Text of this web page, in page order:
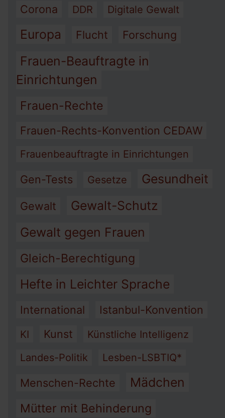
Corona
DDR Digitale Gewalt
Europa Flucht Forschung
Frauen-Beauftragte in
Einrichtungen
Frauen-Rechte
Frauen-Rechts-Konvention CEDAW
Frauenbeauftragte in Einrichtungen
Gen-Tests Gesetze Gesundheit
Gewalt
Gewalt-Schutz
Gewalt gegen Frauen
Gleich-Berechtigung
Hefte in Leichter Sprache
International Istanbul-Konvention
KI Kunst
Künstliche Intelligenz
Landes-Politik
Lesben-LSBTIQ*
Menschen-Rechte Mädchen
Mütter mit Behinderung